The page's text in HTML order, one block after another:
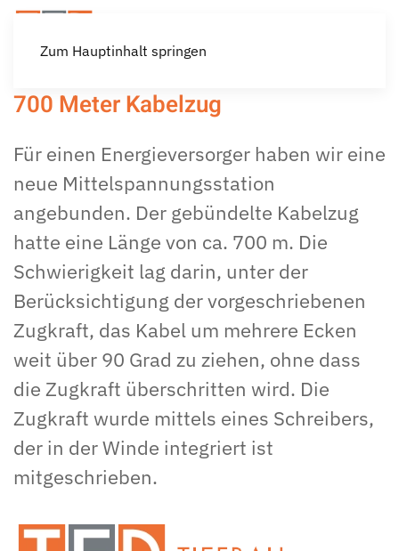
Zum Hauptinhalt springen
700 Meter Kabelzug
Für einen Energieversorger haben wir eine
neue Mittelspannungsstation
angebunden. Der gebündelte Kabelzug
hatte eine Länge von ca. 700 m. Die
Schwierigkeit lag darin, unter der
Berücksichtigung der vorgeschriebenen
Zugkraft, das Kabel um mehrere Ecken
weit über 90 Grad zu ziehen, ohne dass
die Zugkraft überschritten wird. Die
Zugkraft wurde mittels eines Schreibers,
der in der Winde integriert ist
mitgeschrieben.